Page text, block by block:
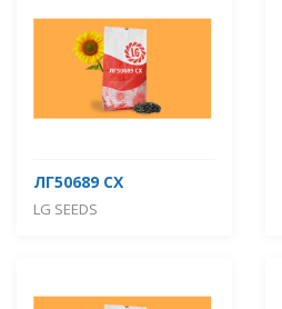
ЛГ50689 СХ
LG SEEDS